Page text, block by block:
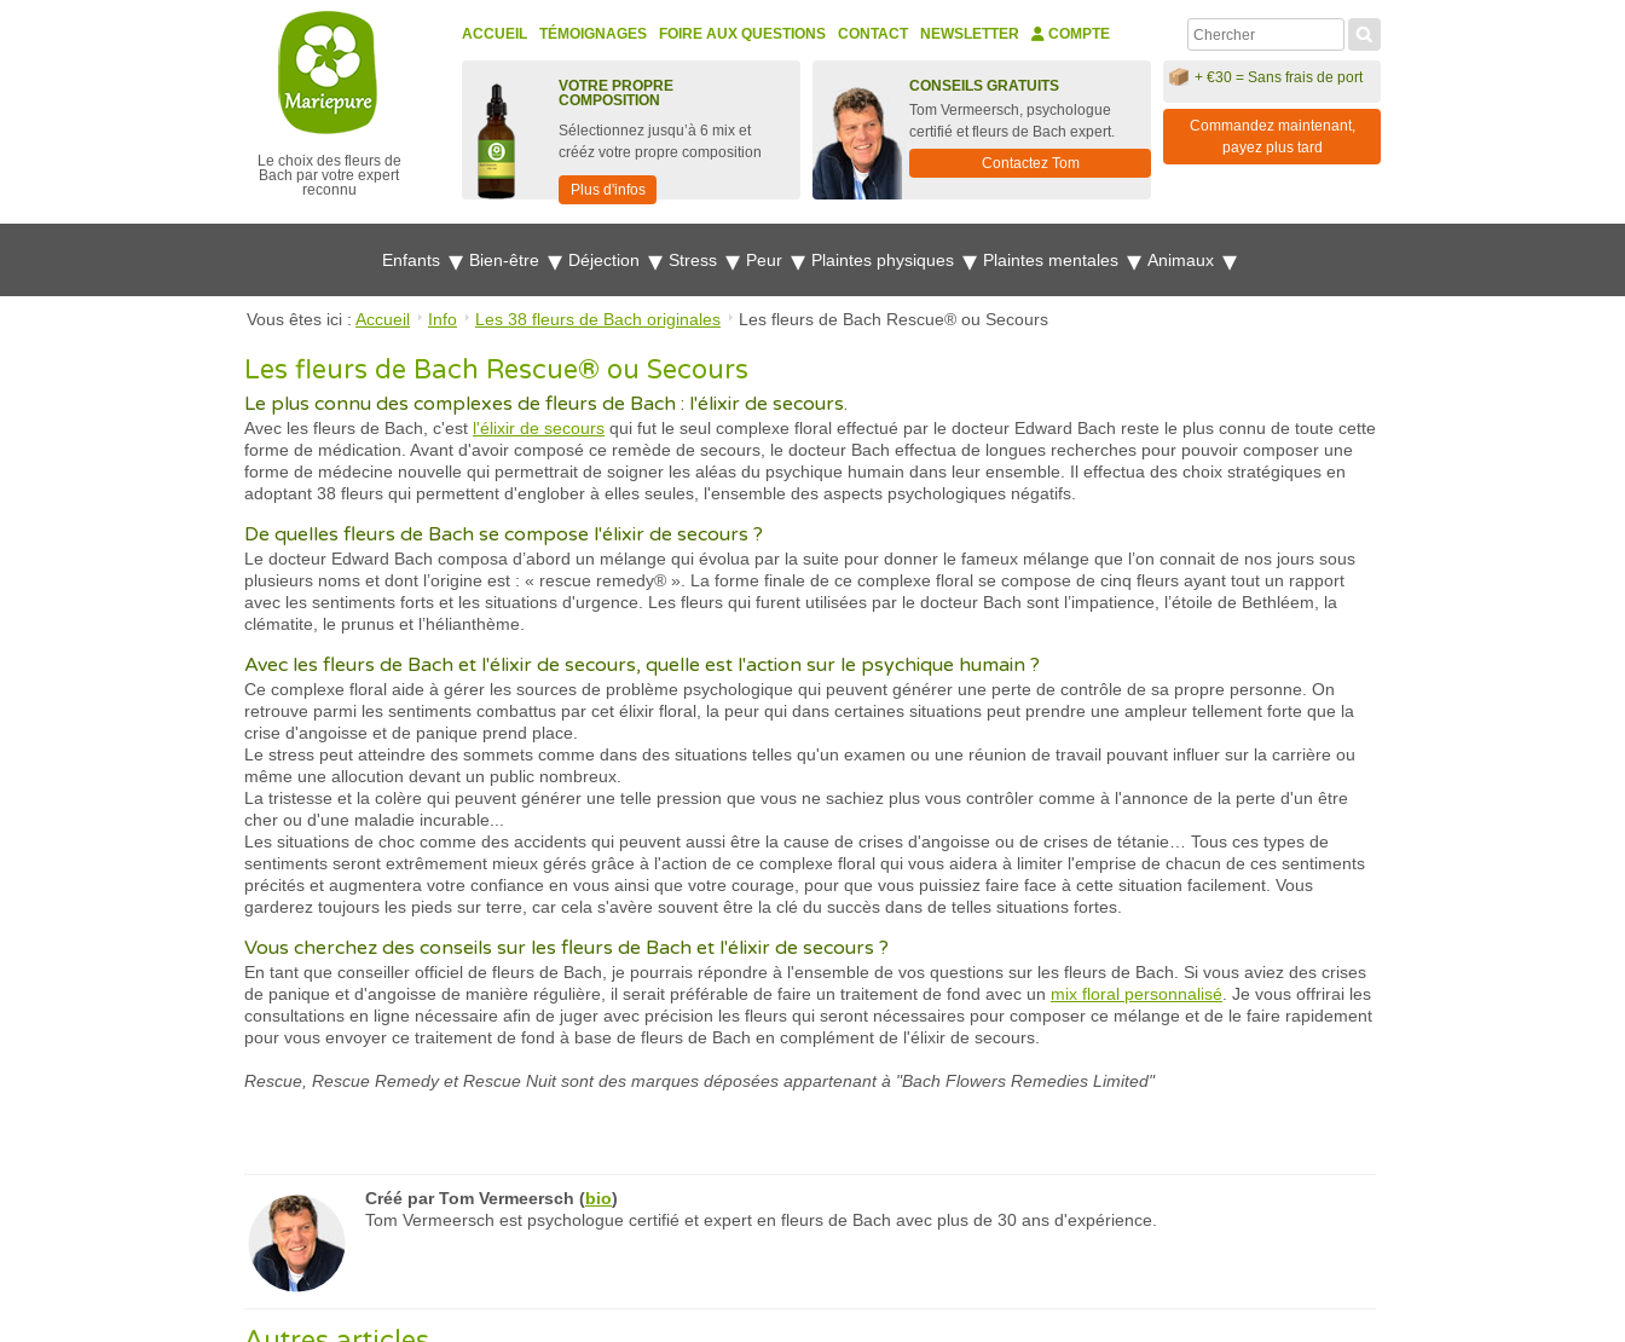
Le choix des fleurs de
Bach par votre expert
reconnu
ACCUEIL TÉMOIGNAGES FOIRE AUX QUESTIONS CONTACT NEWSLETTER COMPTE
VOTRE PROPRE
COMPOSITION
Sélectionnez jusqu’à 6 mix et
crééz votre propre composition
Plus d'infos
CONSEILS GRATUITS
Tom Vermeersch, psychologue
certifié et fleurs de Bach expert.
Contactez Tom
+ €30 = Sans frais de port
Commandez maintenant,
payez plus tard
Enfants Bien-être Déjection Stress Peur Plaintes physiques Plaintes mentales Animaux
Vous êtes ici : Accueil Info Les 38 fleurs de Bach originales Les fleurs de Bach Rescue® ou Secours
Les fleurs de Bach Rescue® ou Secours
Le plus connu des complexes de fleurs de Bach : l'élixir de secours.
Avec les fleurs de Bach, c'est l'élixir de secours qui fut le seul complexe floral effectué par le docteur Edward Bach reste le plus connu de toute cette
forme de médication. Avant d'avoir composé ce remède de secours, le docteur Bach effectua de longues recherches pour pouvoir composer une
forme de médecine nouvelle qui permettrait de soigner les aléas du psychique humain dans leur ensemble. Il effectua des choix stratégiques en
adoptant 38 fleurs qui permettent d'englober à elles seules, l'ensemble des aspects psychologiques négatifs.
De quelles fleurs de Bach se compose l'élixir de secours ?
Le docteur Edward Bach composa d’abord un mélange qui évolua par la suite pour donner le fameux mélange que l’on connait de nos jours sous
plusieurs noms et dont l’origine est : « rescue remedy® ». La forme finale de ce complexe floral se compose de cinq fleurs ayant tout un rapport
avec les sentiments forts et les situations d'urgence. Les fleurs qui furent utilisées par le docteur Bach sont l’impatience, l’étoile de Bethléem, la
clématite, le prunus et l’hélianthème.
Avec les fleurs de Bach et l'élixir de secours, quelle est l'action sur le psychique humain ?
Ce complexe floral aide à gérer les sources de problème psychologique qui peuvent générer une perte de contrôle de sa propre personne. On
retrouve parmi les sentiments combattus par cet élixir floral, la peur qui dans certaines situations peut prendre une ampleur tellement forte que la
crise d'angoisse et de panique prend place.
Le stress peut atteindre des sommets comme dans des situations telles qu'un examen ou une réunion de travail pouvant influer sur la carrière ou
même une allocution devant un public nombreux.
La tristesse et la colère qui peuvent générer une telle pression que vous ne sachiez plus vous contrôler comme à l'annonce de la perte d'un être
cher ou d'une maladie incurable...
Les situations de choc comme des accidents qui peuvent aussi être la cause de crises d'angoisse ou de crises de tétanie… Tous ces types de
sentiments seront extrêmement mieux gérés grâce à l'action de ce complexe floral qui vous aidera à limiter l'emprise de chacun de ces sentiments
précités et augmentera votre confiance en vous ainsi que votre courage, pour que vous puissiez faire face à cette situation facilement. Vous
garderez toujours les pieds sur terre, car cela s'avère souvent être la clé du succès dans de telles situations fortes.
Vous cherchez des conseils sur les fleurs de Bach et l'élixir de secours ?
En tant que conseiller officiel de fleurs de Bach, je pourrais répondre à l'ensemble de vos questions sur les fleurs de Bach. Si vous aviez des crises
de panique et d'angoisse de manière régulière, il serait préférable de faire un traitement de fond avec un mix floral personnalisé . Je vous offrirai les
consultations en ligne nécessaire afin de juger avec précision les fleurs qui seront nécessaires pour composer ce mélange et de le faire rapidement
pour vous envoyer ce traitement de fond à base de fleurs de Bach en complément de l'élixir de secours.
Rescue, Rescue Remedy et Rescue Nuit sont des marques déposées appartenant à "Bach Flowers Remedies Limited"
Créé parTom Vermeersch (bio)
Tom Vermeersch est psychologue certifié et expert en fleurs de Bach avec plus de 30 ans d'expérience.